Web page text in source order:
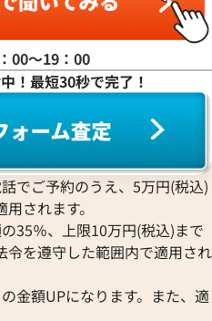
ロレックス エクスプローラー
参考買取価格
※2026年4月時点の参考買取価
00〜19：00
！最短30秒で完了！
でご予約のうえ、5万円(税込)
されます。
35％、上限10万円(税込)まで
令を遵守した範囲内で適用され
金額UPになります。また、適